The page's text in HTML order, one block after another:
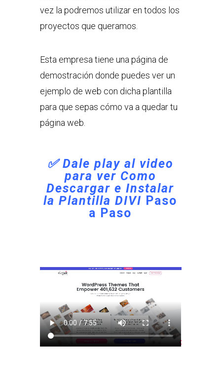
vez la podremos utilizar en todos los
proyectos que queramos.
Esta empresa tiene una página de
demostración donde puedes ver un
ejemplo de web con dicha plantilla
para que sepas cómo va a quedar tu
página web.
✅ Dale play al video
para ver Como
Descargar e Instalar
la Plantilla DIVI Paso
a Paso